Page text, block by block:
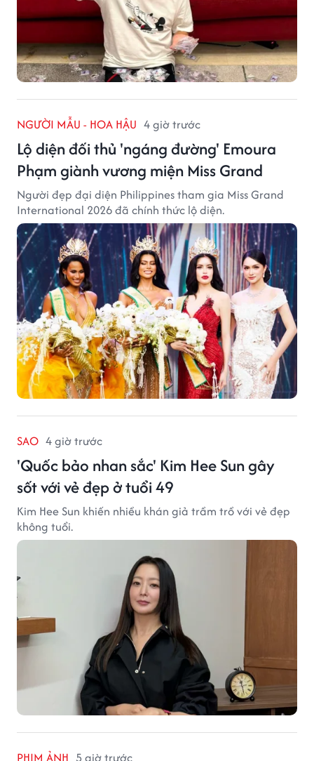
NGƯỜI MẪU - HOA HẬU 4 giờ trước
Lộ diện đối thủ 'ngáng đường' Emoura
Phạm giành vương miện Miss Grand
Người đẹp đại diện Philippines tham gia Miss Grand
International 2026 đã chính thức lộ diện.
SAO 4 giờ trước
'Quốc bảo nhan sắc' Kim Hee Sun gây
sốt với vẻ đẹp ở tuổi 49
Kim Hee Sun khiến nhiều khán giả trầm trồ với vẻ đẹp
không tuổi.